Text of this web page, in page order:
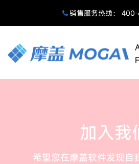
销售服务热线： 400-
加入我
希望您在摩盖软件发现自